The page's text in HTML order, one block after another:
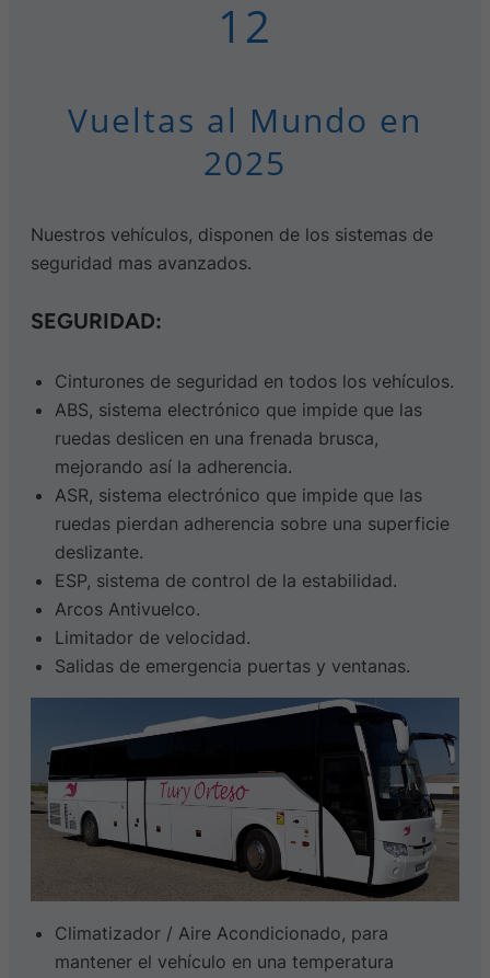
12
Vueltas al Mundo en
2025
Nuestros vehículos, disponen de los sistemas de
seguridad mas avanzados.
SEGURIDAD:
Cinturones de seguridad en todos los vehículos.
ABS, sistema electrónico que impide que las
ruedas deslicen en una frenada brusca,
mejorando así la adherencia.
ASR, sistema electrónico que impide que las
ruedas pierdan adherencia sobre una superficie
deslizante.
ESP, sistema de control de la estabilidad.
Arcos Antivuelco.
Limitador de velocidad.
Salidas de emergencia puertas y ventanas.
Climatizador / Aire Acondicionado, para
mantener el vehículo en una temperatura